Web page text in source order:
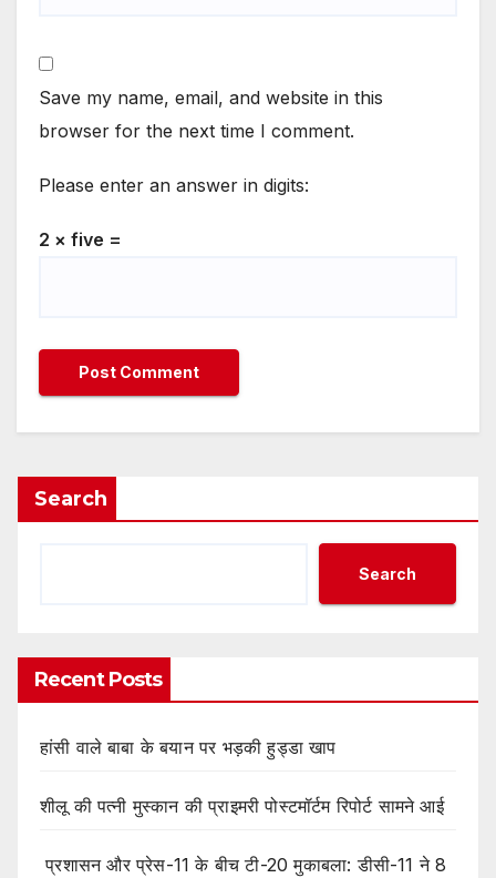
Save my name, email, and website in this
browser for the next time I comment.
Please enter an answer in digits:
2 × five =
Search
Search
Recent Posts
हांसी वाले बाबा के बयान पर भड़की हुड्डा खाप
शीलू की पत्नी मुस्कान की प्राइमरी पोस्टमॉर्टम रिपोर्ट सामने आई
प्रशासन और प्रेस-11 के बीच टी-20 मुकाबला: डीसी-11 ने 8